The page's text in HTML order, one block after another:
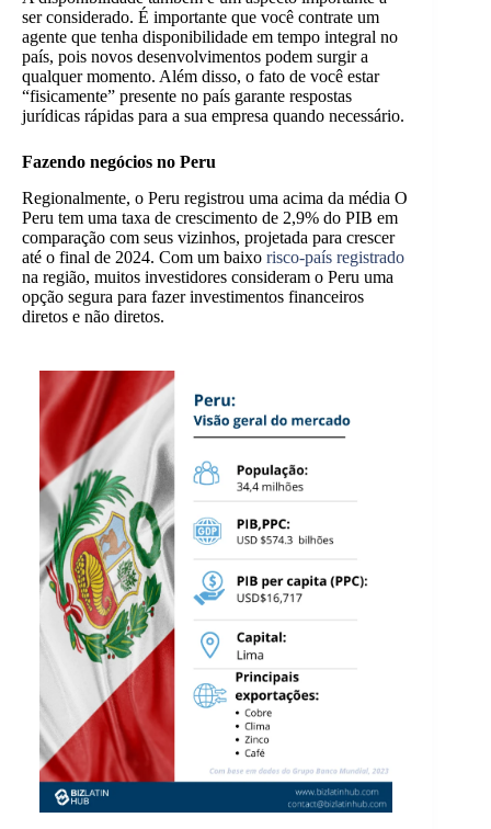
ser considerado. É importante que você contrate um
agente que tenha disponibilidade em tempo integral no
país, pois novos desenvolvimentos podem surgir a
qualquer momento. Além disso, o fato de você estar
“fisicamente” presente no país garante respostas
jurídicas rápidas para a sua empresa quando necessário.
Fazendo negócios no Peru
Regionalmente, o Peru registrou uma acima da média O
Peru tem uma taxa de crescimento de 2,9% do PIB em
comparação com seus vizinhos, projetada para crescer
até o final de 2024. Com um baixo risco-país registrado
na região, muitos investidores consideram o Peru uma
opção segura para fazer investimentos financeiros
diretos e não diretos.